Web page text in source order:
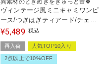
ヴィンテージ風ミニキャミワンピ
ース/つぎはぎティアード/チェッ
ク/レース/全5色/#NEO森ガール
¥5,489 税込
再入荷 人気TOP10入り
2点以上で10%OFF